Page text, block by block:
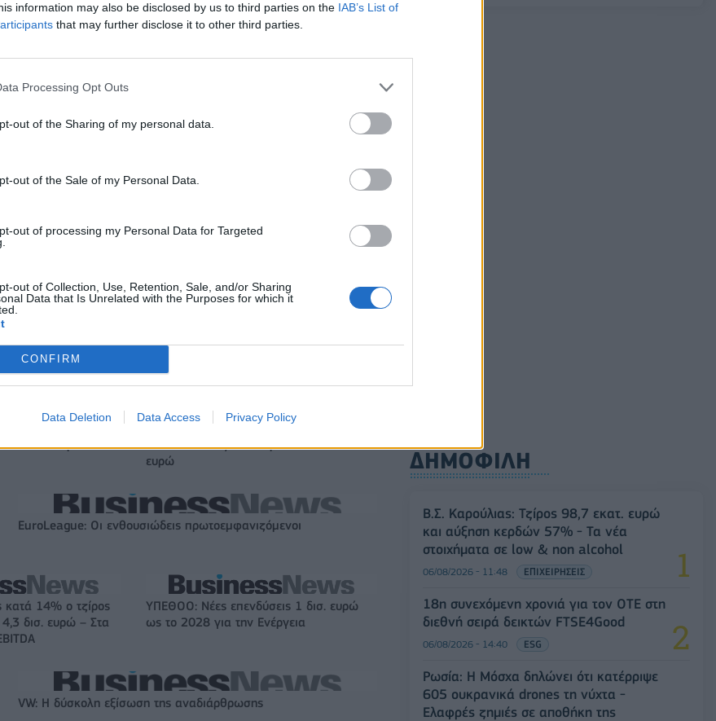
information may also be disclosed by us to third parties on the IAB’s List of
that may further disclose it to other third parties.
Processing Opt Outs
out of the Sharing of my personal data.
out of the Sale of my Personal Data.
out of processing my Personal Data for Targeted
out of Collection, Use, Retention, Sale, and/or Sharing
Data that Is Unrelated with the Purposes for which it
CONFIRM
Data Deletion Data Access Privacy Policy
Ευρωπαϊκό Κορασίδων: Τζάμπολ για την Εθνική στα Ιωάννινα
στο α' εξάμηνο,
– Καθαρά κέρδη 313
μέσα ενημέρωσης- Ξεκίνησε το πενταετές
πρόγραμμα ενίσχυσης του Τύπου
IAB Hellas: Νέα Διοικούσα Επιτροπή και νέο Διοικητικό Συμβούλιο
εκατ. δολάρια στην
Το FIAT 500 Hybrid τώρα από 18.990
ευρώ
EuroLeague: Οι ενθουσιώδεις πρωτοεμφανιζόμενοι
14% ο τζίρος
δισ. ευρώ – Στα
ΥΠΕΘΟΟ: Νέες επενδύσεις 1 δισ. ευρώ
ως το 2028 για την Ενέργεια
VW: Η δύσκολη εξίσωση της αναδιάρθρωσης
ΔΗΜΟΦΙΛΗ
Β.Σ. Καρούλιας: Τζίρος 98,7 εκατ. ευρώ
και αύξηση κερδών 57% - Τα νέα
στοιχήματα σε low & non alcohol
06/08/2026 - 11:48 ΕΠΙΧΕΙΡΗΣΕΙΣ
18η συνεχόμενη χρονιά για τον ΟΤΕ στη
διεθνή σειρά δεικτών FTSE4Good
06/08/2026 - 14:40 ESG
Ρωσία: Η Μόσχα δηλώνει ότι κατέρριψε
605 ουκρανικά drones τη νύχτα -
Ελαφρές ζημιές σε αποθήκη της